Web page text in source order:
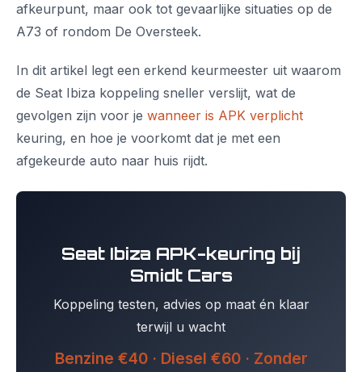
afkeurpunt, maar ook tot gevaarlijke situaties op de
A73 of rondom De Oversteek.
In dit artikel legt een erkend keurmeester uit waarom
de Seat Ibiza koppeling sneller verslijt, wat de
gevolgen zijn voor je wanneer is APK verplicht
keuring, en hoe je voorkomt dat je met een
afgekeurde auto naar huis rijdt.
Seat Ibiza APK-keuring bij
Smidt Cars
Koppeling testen, advies op maat én klaar
terwijl u wacht
Benzine €40 · Diesel €60 · Zonder